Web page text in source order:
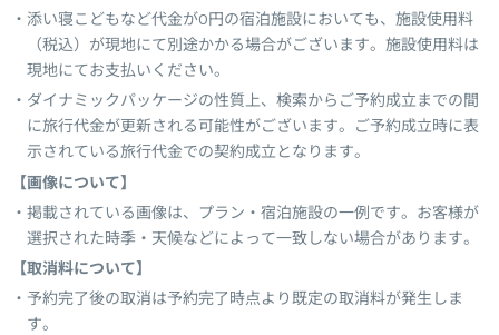
添い寝こどもなど代金が0円の宿泊施設においても、施設使用料
（税込）が現地にて別途かかる場合がございます。施設使用料は
現地にてお支払いください。
ダイナミックパッケージの性質上、検索からご予約成立までの間
に旅行代金が更新される可能性がございます。ご予約成立時に表
示されている旅行代金での契約成立となります。
【画像について】
掲載されている画像は、プラン・宿泊施設の一例です。お客様が
選択された時季・天候などによって一致しない場合があります。
【取消料について】
予約完了後の取消は予約完了時点より既定の取消料が発生しま
す。